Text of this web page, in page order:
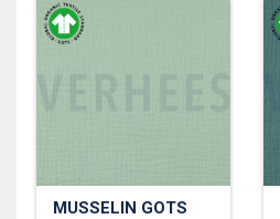
MUSSELIN GOTS